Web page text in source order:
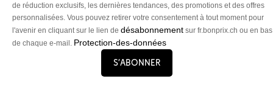
de réduction exclusifs, les dernières tendances, des promotions et des offres
personnalisées. Vous pouvez retirer votre consentement à tout moment pour
l'avenir en cliquant sur le lien de désabonnement sur fr.bonprix.ch ou en bas
de chaque e-mail. Protection-des-données
S’abonner